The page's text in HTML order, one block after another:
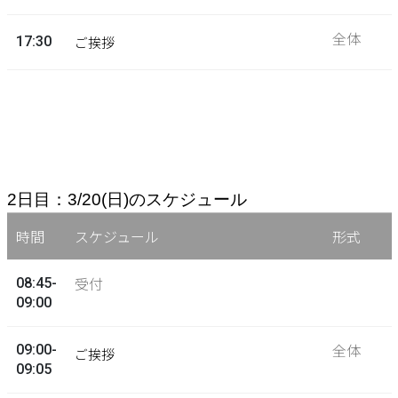
17:30 ご挨拶 全体
2日目：3/20(日)のスケジュール
時間 スケジュール 形式
08:45-
09:00
受付
09:00-
09:05
ご挨拶 全体